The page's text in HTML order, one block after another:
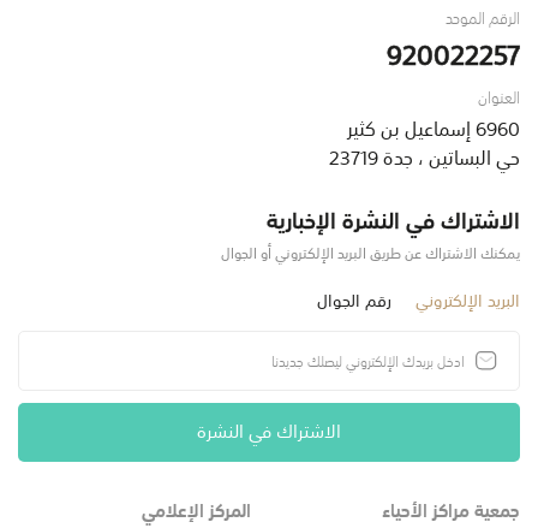
الرقم الموحد
920022257
العنوان
6960 إسماعيل بن كثير
حي البساتين ، جدة 23719
الاشتراك في النشرة الإخبارية
يمكنك الاشتراك عن طريق البريد الإلكتروني أو الجوال
البريد الإلكتروني رقم الجوال
الاشتراك في النشرة
جمعية مراكز الأحياء المركز الإعلامي